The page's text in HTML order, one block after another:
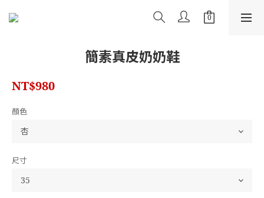
簡素真皮奶奶鞋
NT$980
顏色
尺寸